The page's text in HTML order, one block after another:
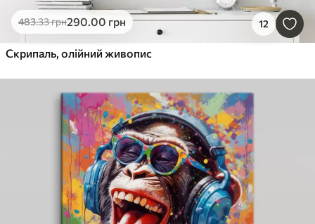
483.33грн290.00 грн 12
Скрипаль, олійний живопис